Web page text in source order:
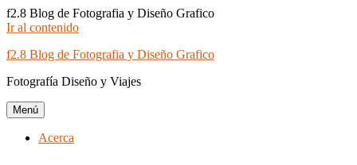
f2.8 Blog de Fotografia y Diseño Grafico
Ir al contenido
f2.8 Blog de Fotografia y Diseño Grafico
Fotografía Diseño y Viajes
Menú
Acerca